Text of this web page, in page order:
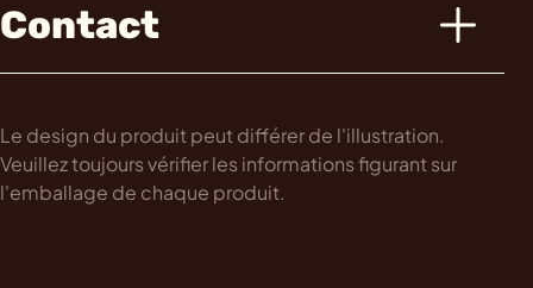
Contact
Le design du produit peut différer de l'illustration.
Veuillez toujours vérifier les informations figurant sur
l'emballage de chaque produit.